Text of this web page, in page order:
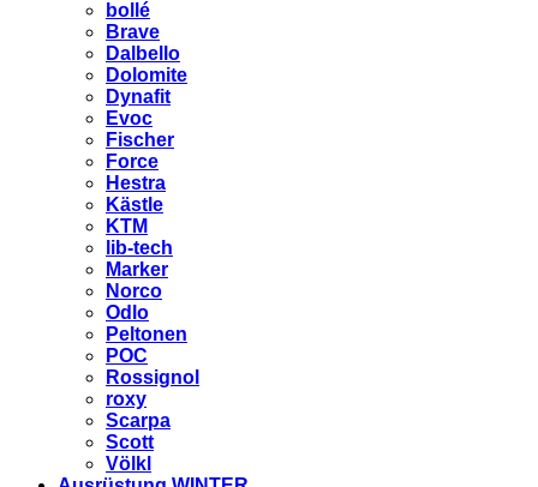
bollé
Brave
Dalbello
Dolomite
Dynafit
Evoc
Fischer
Force
Hestra
Kästle
KTM
lib-tech
Marker
Norco
Odlo
Peltonen
POC
Rossignol
roxy
Scarpa
Scott
Völkl